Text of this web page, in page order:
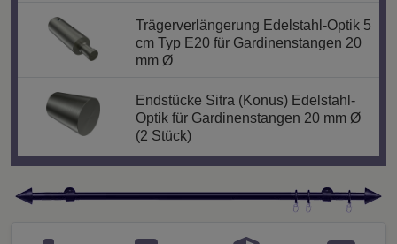
Trägerverlängerung Edelstahl-Optik 5
cm Typ E20 für Gardinenstangen 20
mm Ø
Endstücke Sitra (Konus) Edelstahl-
Optik für Gardinenstangen 20 mm Ø
(2 Stück)